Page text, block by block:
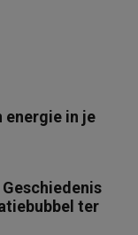
energie in je
ter